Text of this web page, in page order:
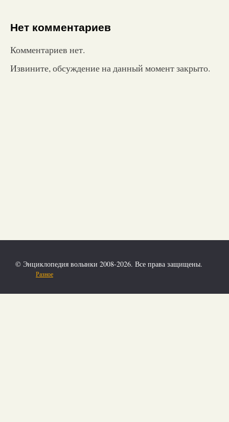
Нет комментариев
Комментариев нет.
Извините, обсуждение на данный момент закрыто.
© Энциклопедия волынки 2008-2026. Все права защищены.
Разное